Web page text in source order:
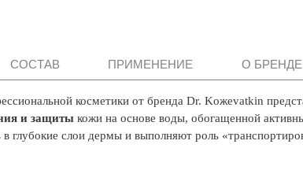
СОСТАВ ПРИМЕНЕНИЕ О БРЕНДЕ
косметики от бренда Dr. Koжevatkin
и защиты кожи на основе воды, обогащенной
глубокие слои дермы и выполняют роль